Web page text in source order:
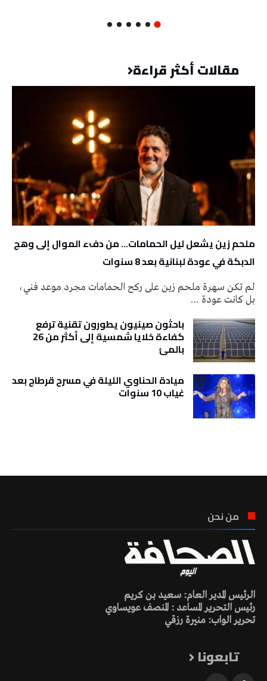
مقالات أكثر قراءة
ملحم زين يشعل ليل الحمامات… من دفء الموال إلى وهج
الدبكة في عودة لبنانية بعد 8 سنوات
لم تكن سهرة ملحم زين على ركح الحمامات مجرد موعد فني،
بل كانت عودة …
باحثون صينيون يطورون تقنية ترفع
كفاءة خلايا شمسية إلى أكثر من 26
بالمئ
ميادة الحناوي الليلة في مسرح قرطاج بعد
غياب 10 سنوات
من نحن
الرئيس المدير العام: سعيد بن كريم
رئيس التحرير المساعد : المنصف عويساوي
تحرير الواب: منيرة رزقي
تابعونا